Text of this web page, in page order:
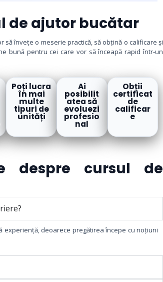
de ajutor bucătar
învețe o meserie practică, să obțină o calificare și
bună pentru cei care vor să înceapă rapid într-un
Poți lucra
în mai
multe
tipuri de
unități
Ai
posibilit
atea să
evoluezi
profesio
nal
Obții
certificat
de
calificar
e
despre cursul de
deoarece pregătirea începe cu noțiuni